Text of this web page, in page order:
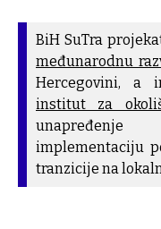
BiH SuTra
međunarodnu
Hercegovini, a
institut za
implementaciju
tranzicije na